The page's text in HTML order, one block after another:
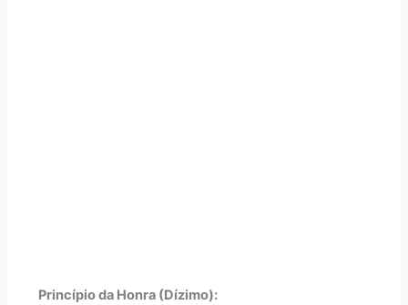
Princípio da Honra (Dízimo):